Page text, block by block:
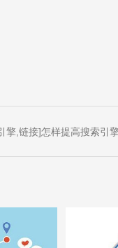
擎,链接]怎样提高搜索引